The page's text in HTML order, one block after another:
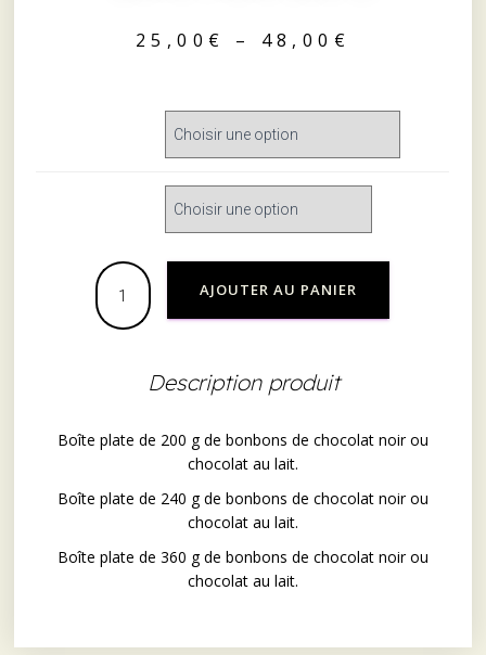
25,00 € – 48,00 €
AJOUTER AU PANIER
Description produit
Boîte plate de 200 g de bonbons de chocolat noir ou
chocolat au lait.
Boîte plate de 240 g de bonbons de chocolat noir ou
chocolat au lait.
Boîte plate de 360 g de bonbons de chocolat noir ou
chocolat au lait.